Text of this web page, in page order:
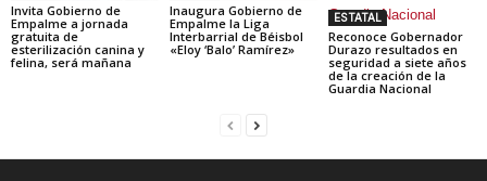
Invita Gobierno de
Empalme a jornada
gratuita de
esterilización canina y
felina, será mañana
Inaugura Gobierno de
Empalme la Liga
Interbarrial de Béisbol
«Eloy ‘Balo’ Ramírez»
ESTATAL
Reconoce Gobernador
Durazo resultados en
seguridad a siete años
de la creación de la
Guardia Nacional